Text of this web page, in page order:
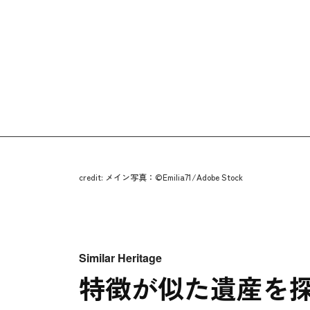
credit: メイン写真：©Emilia71/Adobe Stock
Similar Heritage
特徴が似た遺産を